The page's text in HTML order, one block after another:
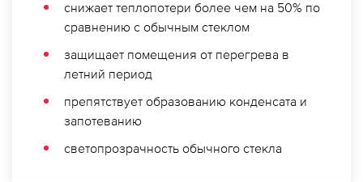
снижает теплопотери более чем на 50% по
сравнению с обычным стеклом
защищает помещения от перегрева в
летний период
препятствует образованию конденсата и
запотеванию
свето­прозрачность обычного стекла